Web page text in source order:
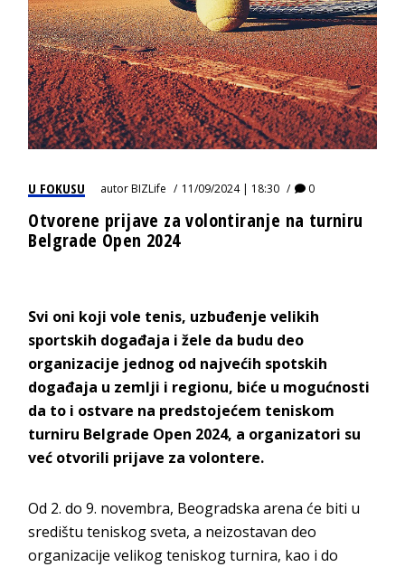
U FOKUSU autorBIZLife 11/09/2024 | 18:30 0
Otvorene prijave za volontiranje na turniru
Belgrade Open 2024
Svi oni koji vole tenis, uzbuđenje velikih
sportskih događaja i žele da budu deo
organizacije jednog od najvećih spotskih
događaja u zemlji i regionu, biće u mogućnosti
da to i ostvare na predstojećem teniskom
turniru Belgrade Open 2024, a organizatori su
već otvorili prijave za volontere.
Od 2. do 9. novembra, Beogradska arena će biti u
središtu teniskog sveta, a neizostavan deo
organizacije velikog teniskog turnira, kao i do